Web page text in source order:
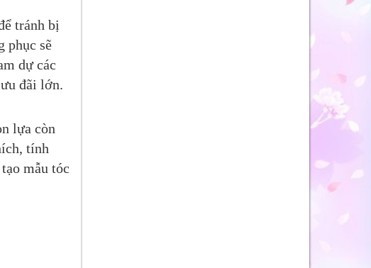
tránh bị
phục sẽ
dự các
đãi lớn.
lựa còn
tính
mẫu tóc